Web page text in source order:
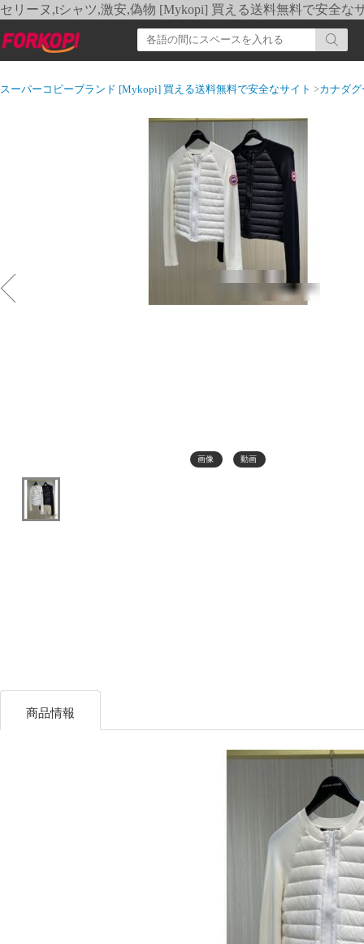
セリーヌ,tシャツ,激安,偽物 [Mykopi] 買える送料無料で安全な
スーパーコピーブランド [Mykopi] 買える送料無料で安全なサイト >カナダ
画像 動画
商品情報